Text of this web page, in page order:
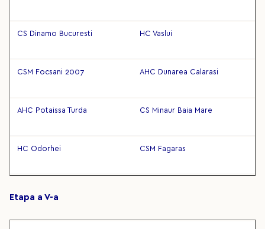
CS Dinamo Bucuresti HC Vaslui
CSM Focsani 2007 AHC Dunarea Calarasi
AHC Potaissa Turda CS Minaur Baia Mare
HC Odorhei CSM Fagaras
Etapa a V-a